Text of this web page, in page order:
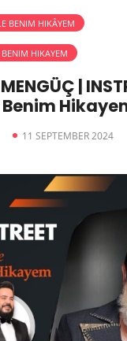
BENIM HIKÂYEM
BENIM HIKAYEM
|
Benim
11 SEPTEMBER 2024